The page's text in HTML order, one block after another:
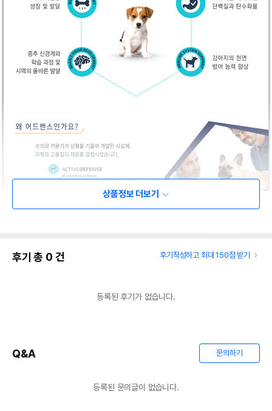
상품정보 더보기
후기 총 0 건 후기작성하고 최대 150점 받기
등록된 후기가 없습니다.
Q&A 문의하기
등록된 문의글이 없습니다.